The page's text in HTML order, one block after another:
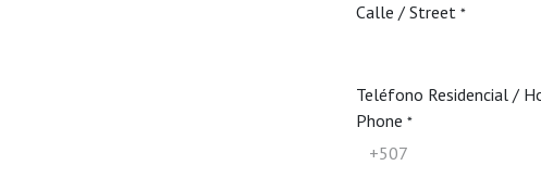
Calle / Street *
Teléfono Residencial /
Phone *